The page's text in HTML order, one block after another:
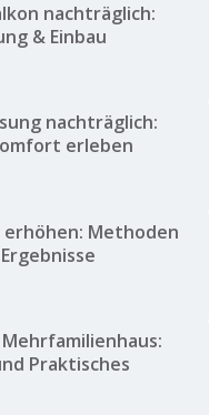
nachträglich:
& Einbau
nachträglich:
erleben
erhöhen: Methoden
Praktisches